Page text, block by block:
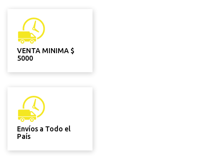
VENTA MINIMA $
5000
Envíos a Todo el
País